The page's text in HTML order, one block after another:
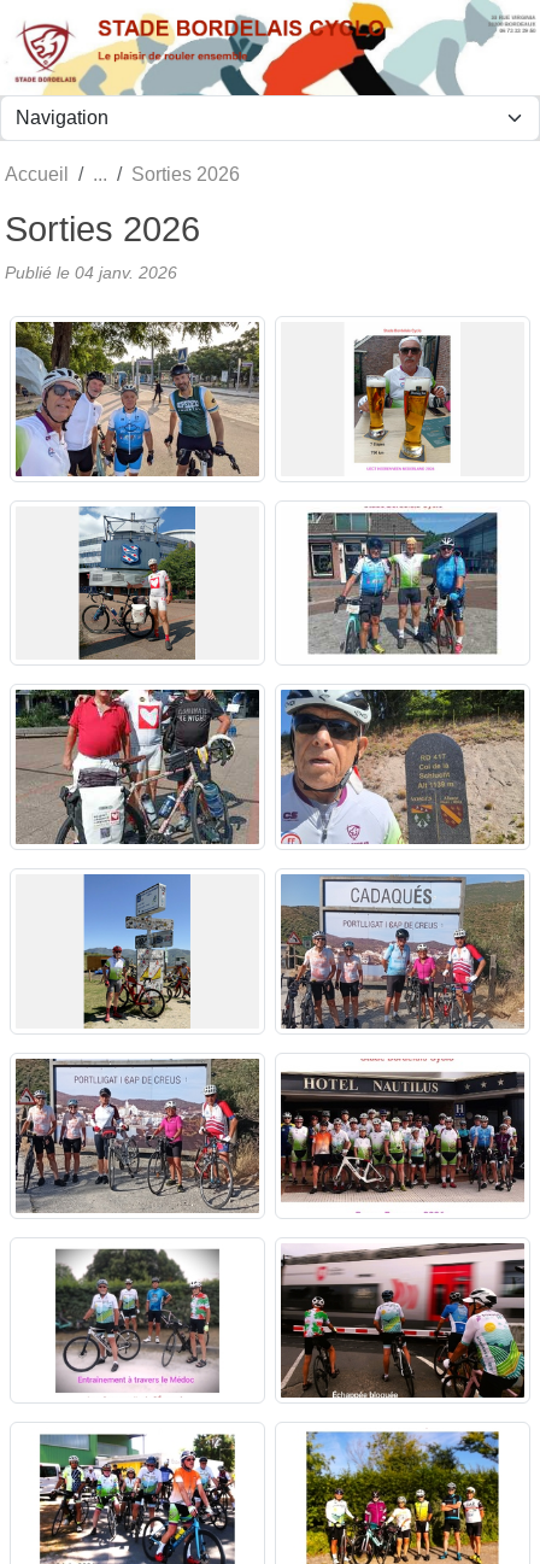
Accueil Sorties 2026
Sorties 2026
Publié le 04 janv. 2026
Panneau de gestion des cookies